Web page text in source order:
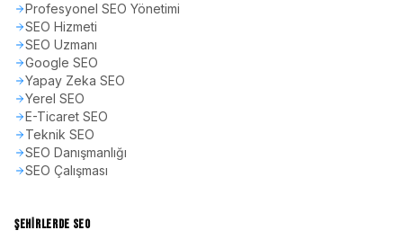
Profesyonel SEO Yönetimi
SEO Hizmeti
SEO Uzmanı
Google SEO
Yapay Zeka SEO
Yerel SEO
E-Ticaret SEO
Teknik SEO
SEO Danışmanlığı
SEO Çalışması
ŞEHIRLERDE SEO